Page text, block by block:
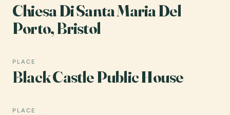
Chiesa Di Santa Maria Del
Porto, Bristol
PLACE
Black Castle Public House
PLACE